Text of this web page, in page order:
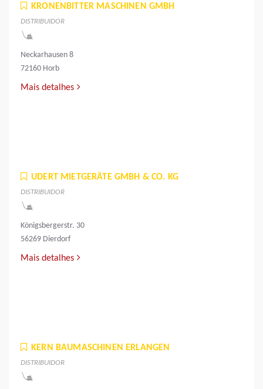
KRONENBITTER MASCHINEN GMBH
DISTRIBUIDOR
Neckarhausen 8
72160 Horb
Mais detalhes
UDERT MIETGERÄTE GMBH & CO. KG
DISTRIBUIDOR
Königsbergerstr. 30
56269 Dierdorf
Mais detalhes
KERN BAUMASCHINEN ERLANGEN
DISTRIBUIDOR